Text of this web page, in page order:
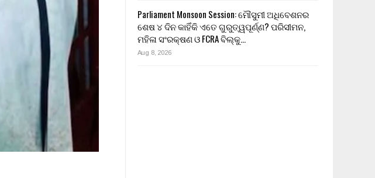
Parliament Monsoon Session: ମୌସୁମୀ ଅଧିବେଶନର
ଶେଷ ୪ ଦିନ କାହିଁକି ଏତେ ଗୁରୁତ୍ୱପୂର୍ଣ୍ଣ? ପରିସୀମନ,
ମହିଳା ସଂରକ୍ଷଣ ଓ FCRA ବିଲ୍‌କୁ…
Aug 8, 2026